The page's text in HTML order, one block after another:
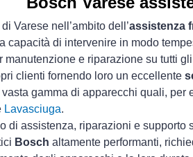
Varese nell’ambito dell’assistenza
capacità di intervenire in modo
manutenzione e riparazione su tutti
clienti fornendo loro un eccellente
gamma di apparecchi quali, per
Lavasciuga.
di assistenza, riparazioni e
Bosch altamente performanti,